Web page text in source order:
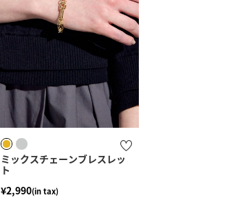
ミックスチェーンブレスレッ
ト
¥2,990(in tax)